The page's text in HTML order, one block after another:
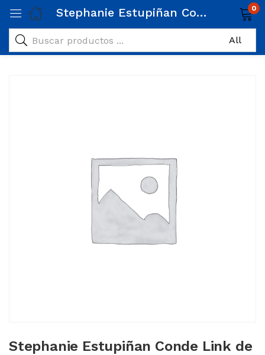
Stephanie Estupiñan Conde Link de pago 0
Stephanie Estupiñan Conde Link de